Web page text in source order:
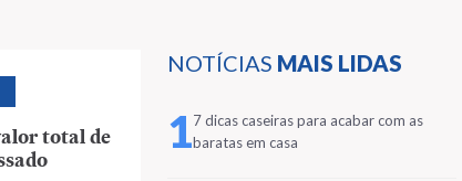
NOTÍCIAS MAIS LIDAS
17 dicas caseiras para acabar com as
baratas em casa
total de